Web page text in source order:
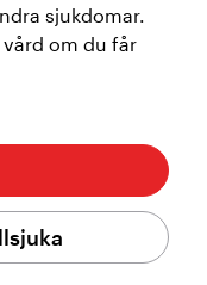
sjukdomar.
om du får